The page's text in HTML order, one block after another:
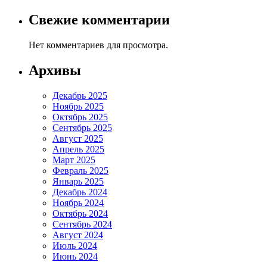
Свежие комментарии
Нет комментариев для просмотра.
Архивы
Декабрь 2025
Ноябрь 2025
Октябрь 2025
Сентябрь 2025
Август 2025
Апрель 2025
Март 2025
Февраль 2025
Январь 2025
Декабрь 2024
Ноябрь 2024
Октябрь 2024
Сентябрь 2024
Август 2024
Июль 2024
Июнь 2024